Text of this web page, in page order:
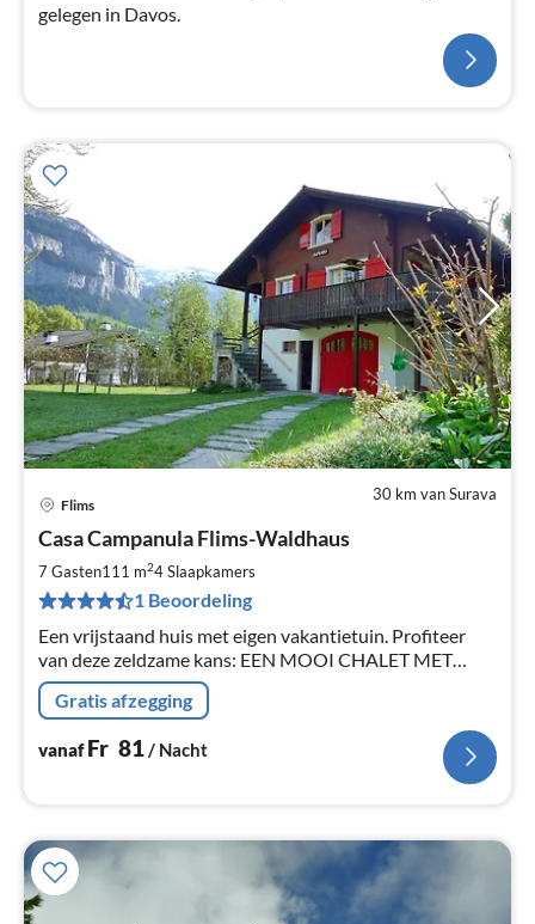
gelegen in Davos.
30 km van Surava
Flims
Casa Campanula Flims-Waldhaus
7 Gasten111 m24Slaapkamers
1 Beoordeling
Een vrijstaand huis met eigen vakantietuin. Profiteer
van deze zeldzame kans: EEN MOOI CHALET MET
"GEHELE HUIS - GEBRUIK".
Gratis afzegging
vanaf Fr 81/ Nacht